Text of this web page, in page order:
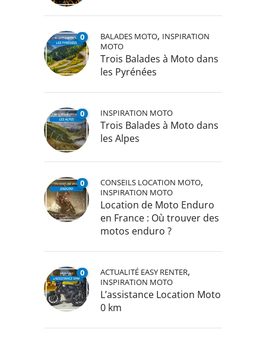
0 BALADES MOTO, INSPIRATION
MOTO
Trois Balades à Moto dans
les Pyrénées
0 INSPIRATION MOTO
Trois Balades à Moto dans
les Alpes
0 CONSEILS LOCATION MOTO,
INSPIRATION MOTO
Location de Moto Enduro
en France : Où trouver des
motos enduro ?
0 ACTUALITÉ EASY RENTER,
INSPIRATION MOTO
L’assistance Location Moto
0 km